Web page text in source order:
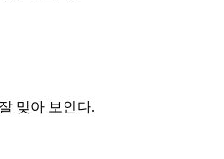
맞아 보인다.